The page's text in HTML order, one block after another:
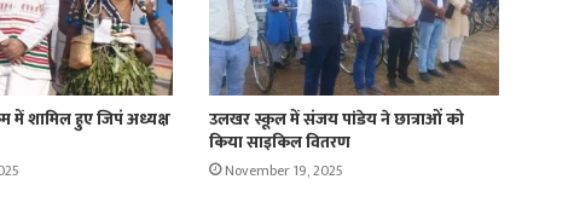
में शामिल हुए जिपं अध्यक्ष
उलखर स्कूल में संजय पांडेय ने छात्राओं को
किया साइकिल वितरण
November 19, 2025